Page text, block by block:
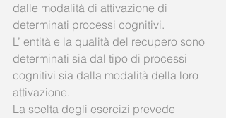
dalle modalità di attivazione di
determinati processi cognitivi.
L’ entità e la qualità del recupero sono
determinati sia dal tipo di processi
cognitivi sia dalla modalità della loro
attivazione.
La scelta degli esercizi prevede